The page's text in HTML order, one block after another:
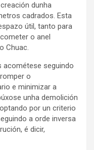
dunha
cadrados. Esta
útil, tanto para
o anel
Chuac.
acométese seguindo
o
e minimizar a
unha demolición
por un criterio
a orde inversa
é dicir,